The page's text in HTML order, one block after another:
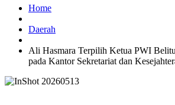
Home
Daerah
Ali Hasmara Terpilih Ketua PWI
pada Kantor Sekretariat dan